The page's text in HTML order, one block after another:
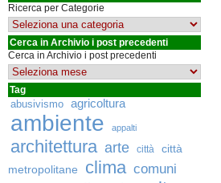
Ricerca per Categorie
Cerca in Archivio i post precedenti
Cerca in Archivio i post precedenti
Tag
abusivismo agricoltura
ambiente appalti
architettura arte città
città
metropolitane
clima comuni